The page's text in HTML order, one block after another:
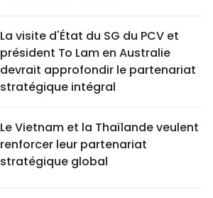
La visite d'État du SG du PCV et
président To Lam en Australie
devrait approfondir le partenariat
stratégique intégral
Le Vietnam et la Thaïlande veulent
renforcer leur partenariat
stratégique global